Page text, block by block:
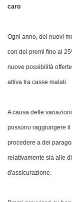
caro
Ogni anno, dei nuovi
con dei premi fino al
nuove possibilità
attiva tra casse malati.
A causa delle
possono raggiungere
procedere a dei
relativamente sia alle
d'assicurazione.